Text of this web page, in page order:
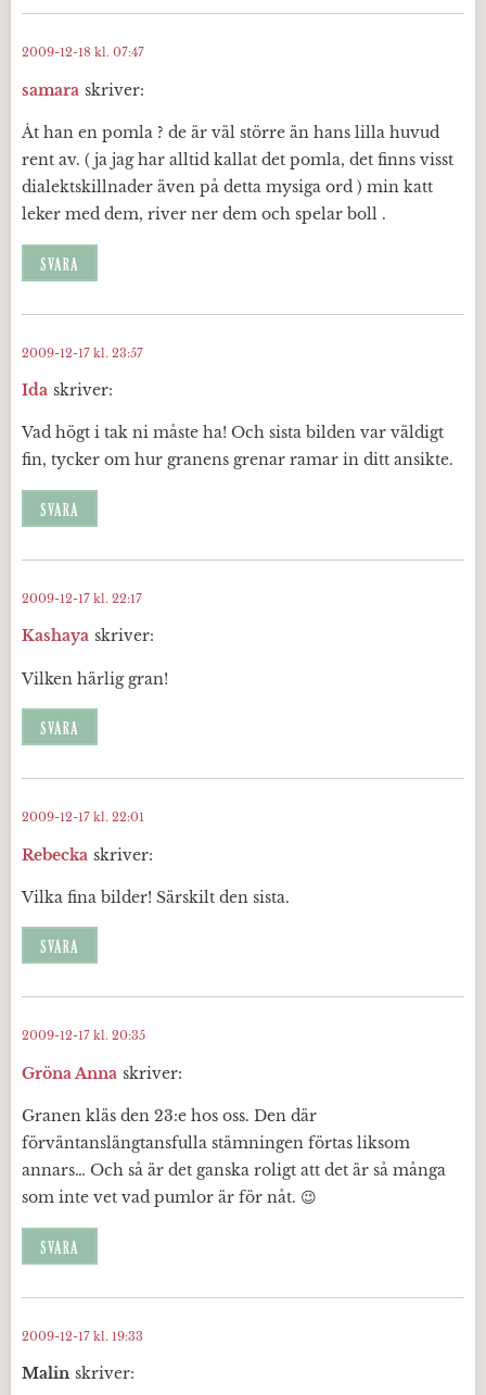
samara skriver:
2009-12-18 kl. 07:47
Åt han en pomla ? de är väl större än hans lilla huvud
rent av. ( ja jag har alltid kallat det pomla, det finns visst
dialektskillnader även på detta mysiga ord ) min katt
leker med dem, river ner dem och spelar boll .
SVARA
Ida skriver:
2009-12-17 kl. 23:57
Vad högt i tak ni måste ha! Och sista bilden var väldigt
fin, tycker om hur granens grenar ramar in ditt ansikte.
SVARA
Kashaya skriver:
2009-12-17 kl. 22:17
Vilken härlig gran!
SVARA
Rebecka skriver:
2009-12-17 kl. 22:01
Vilka fina bilder! Särskilt den sista.
SVARA
Gröna Anna skriver:
2009-12-17 kl. 20:35
Granen kläs den 23:e hos oss. Den där
förväntanslängtansfulla stämningen förtas liksom
annars… Och så är det ganska roligt att det är så många
som inte vet vad pumlor är för nåt. 😉
SVARA
Malin skriver:
2009-12-17 kl. 19:33